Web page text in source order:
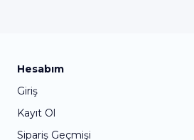
Hesabım
Giriş
Kayıt Ol
Sipariş Geçmişi